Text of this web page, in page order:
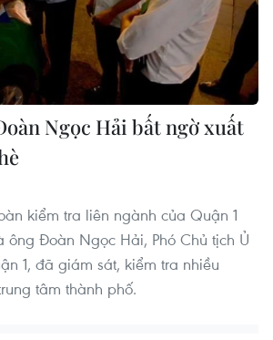
Ngọc Hải bất ngờ xuất
kiểm tra liên ngành của Quận 1
Đoàn Ngọc Hải, Phó Chủ tịch Ủ
1, đã giám sát, kiểm tra nhiều
tâm thành phố.